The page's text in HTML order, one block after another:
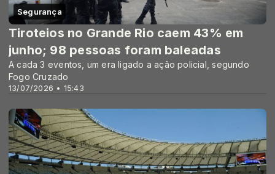
Segurança
13/07/2026 • 15:43
Tiroteios no Grande Rio caem 43% em
junho; 98 pessoas foram baleadas
A cada 3 eventos, um era ligado a ação policial, segundo
Fogo Cruzado